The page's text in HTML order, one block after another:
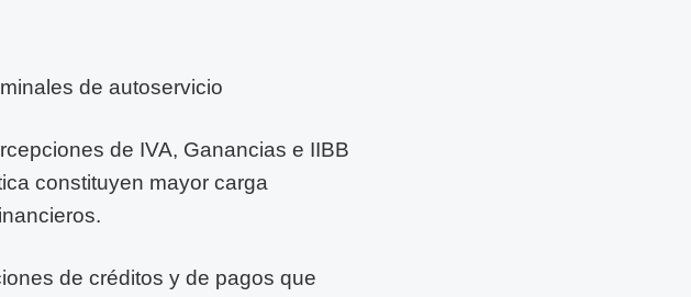
de autoservicio
de IVA, Ganancias e IIBB
constituyen mayor carga
de créditos y de pagos que